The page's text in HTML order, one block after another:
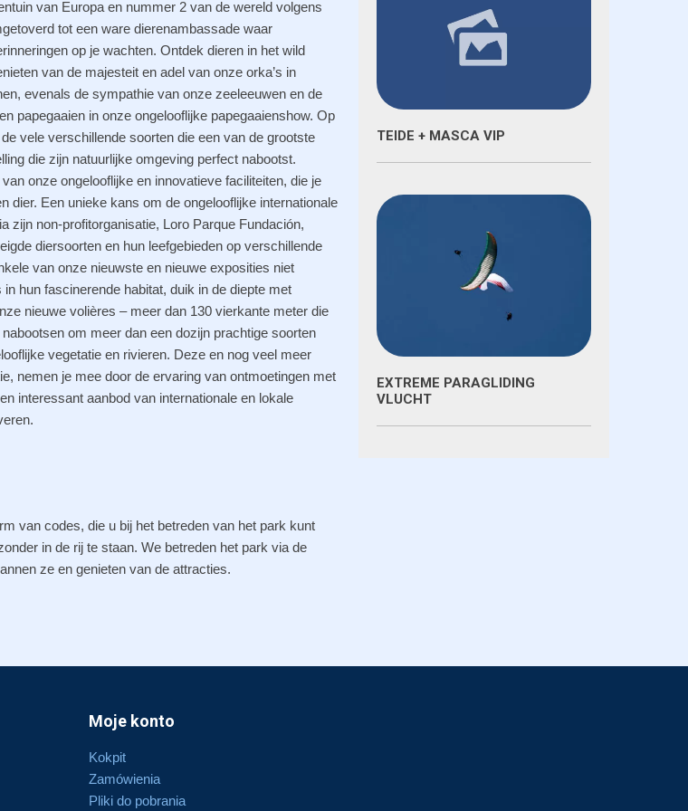
van Europa en nummer 2 van de wereld volgens
tot een ware dierenambassade waar
op je wachten. Ontdek dieren in het wild
van de majesteit en adel van onze orka’s in
evenals de sympathie van onze zeeleeuwen en de
papegaaien in onze ongelooflijke papegaaienshow. Op
vele verschillende soorten die een van de grootste
die zijn natuurlijke omgeving perfect nabootst.
onze ongelooflijke en innovatieve faciliteiten, die je
dier. Een unieke kans om de ongelooflijke internationale
zijn non-profitorganisatie, Loro Parque Fundación,
diersoorten en hun leefgebieden op verschillende
van onze nieuwste en nieuwe exposities niet
hun fascinerende habitat, duik in de diepte met
nieuwe volières – meer dan 130 vierkante meter die
om meer dan een dozijn prachtige soorten
vegetatie en rivieren. Deze en nog veel meer
nemen je mee door de ervaring van ontmoetingen met
interessant aanbod van internationale en lokale
van codes, die u bij het betreden van het park kunt
in de rij te staan. We betreden het park via de
ze en genieten van de attracties.
TEIDE + MASCA VIP
EXTREME PARAGLIDING
VLUCHT
Moje konto
Kokpit
Zamówienia
Pliki do pobrania